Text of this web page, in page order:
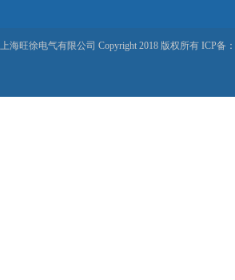
上海旺徐电气有限公司 Copyright 2018 版权所有 ICP备：